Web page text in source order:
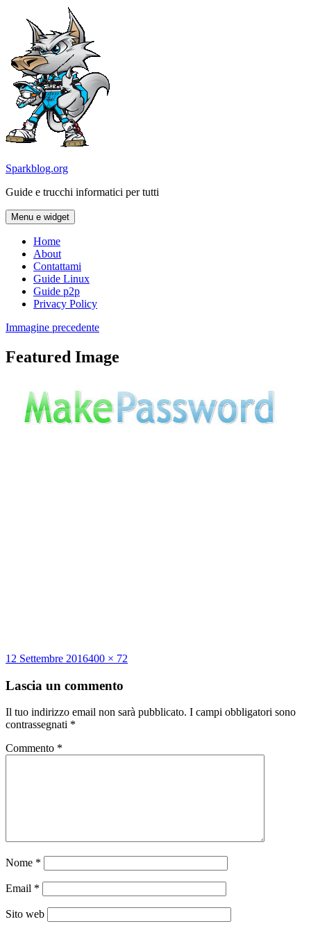
contenuto
Sparkblog.org
Guide e trucchi informatici per tutti
Menu e widget
Home
About
Contattami
Guide Linux
Guide p2p
Privacy Policy
Immagine precedente
Featured Image
Scritto
12 Settembre 2016Dimensione
400 × 72
Lascia un commento
Il tuo indirizzo email non sarà pubblicato. I campi obbligatori sono
contrassegnati *
Commento *
Nome *
Email *
Sito web